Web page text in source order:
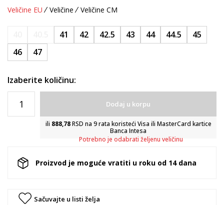
Veličine EU Veličine Veličine CM
41 42 42.5 43 44 44.5
45
46
47
Izaberite količinu:
Dodaj u korpu
ili 888,78RSD na 9 rata koristeći Visa ili MasterCard kartice
Banca Intesa
Potrebno je odabrati željenu veličinu
Proizvod je moguće vratiti u roku od 14 dana
Sačuvajte u listi želja